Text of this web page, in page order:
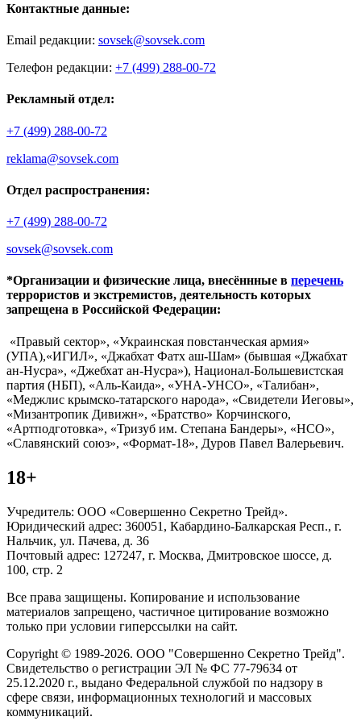
Контактные данные:
Email редакции: sovsek@sovsek.com
Телефон редакции: +7 (499) 288-00-72
Рекламный отдел:
+7 (499) 288-00-72
reklama@sovsek.com
Отдел распространения:
+7 (499) 288-00-72
sovsek@sovsek.com
*Организации и физические лица, внесённные в перечень
террористов и экстремистов, деятельность которых
запрещена в Российской Федерации:
«Правый сектор», «Украинская повстанческая армия»
(УПА),«ИГИЛ», «Джабхат Фатх аш-Шам» (бывшая «Джабхат
ан-Нусра», «Джебхат ан-Нусра»), Национал-Большевистская
партия (НБП), «Аль-Каида», «УНА-УНСО», «Талибан»,
«Меджлис крымско-татарского народа», «Свидетели Иеговы»,
«Мизантропик Дивижн», «Братство» Корчинского,
«Артподготовка», «Тризуб им. Степана Бандеры», «НСО»,
«Славянский союз», «Формат-18», Дуров Павел Валерьевич.
18+
Учредитель: ООО «Совершенно Секретно Трейд».
Юридический адрес: 360051, Кабардино-Балкарская Респ., г.
Нальчик, ул. Пачева, д. 36
Почтовый адрес: 127247, г. Москва, Дмитровское шоссе, д.
100, стр. 2
Все права защищены. Копирование и использование
материалов запрещено, частичное цитирование возможно
только при условии гиперссылки на сайт.
Copyright © 1989-2026. ООО "Совершенно Секретно Трейд".
Свидетельство о регистрации ЭЛ № ФС 77-79634 от
25.12.2020 г., выдано Федеральной службой по надзору в
сфере связи, информационных технологий и массовых
коммуникаций.